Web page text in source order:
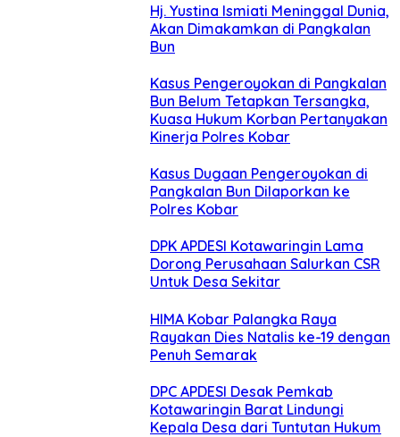
Hj. Yustina Ismiati Meninggal Dunia,
Akan Dimakamkan di Pangkalan
Bun
Kasus Pengeroyokan di Pangkalan
Bun Belum Tetapkan Tersangka,
Kuasa Hukum Korban Pertanyakan
Kinerja Polres Kobar
Kasus Dugaan Pengeroyokan di
Pangkalan Bun Dilaporkan ke
Polres Kobar
DPK APDESI Kotawaringin Lama
Dorong Perusahaan Salurkan CSR
Untuk Desa Sekitar
HIMA Kobar Palangka Raya
Rayakan Dies Natalis ke-19 dengan
Penuh Semarak
DPC APDESI Desak Pemkab
Kotawaringin Barat Lindungi
Kepala Desa dari Tuntutan Hukum